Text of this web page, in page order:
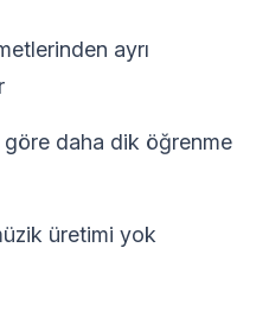
ayrı
göre daha dik öğrenme
üretimi yok